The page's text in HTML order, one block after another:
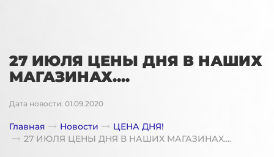
27 ИЮЛЯ ЦЕНЫ ДНЯ В НАШИХ
МАГАЗИНАХ....
Дата новости: 01.09.2020
Главная Новости
ЦЕНА ДНЯ!
27 ИЮЛЯ ЦЕНЫ ДНЯ В НАШИХ МАГАЗИНАХ....